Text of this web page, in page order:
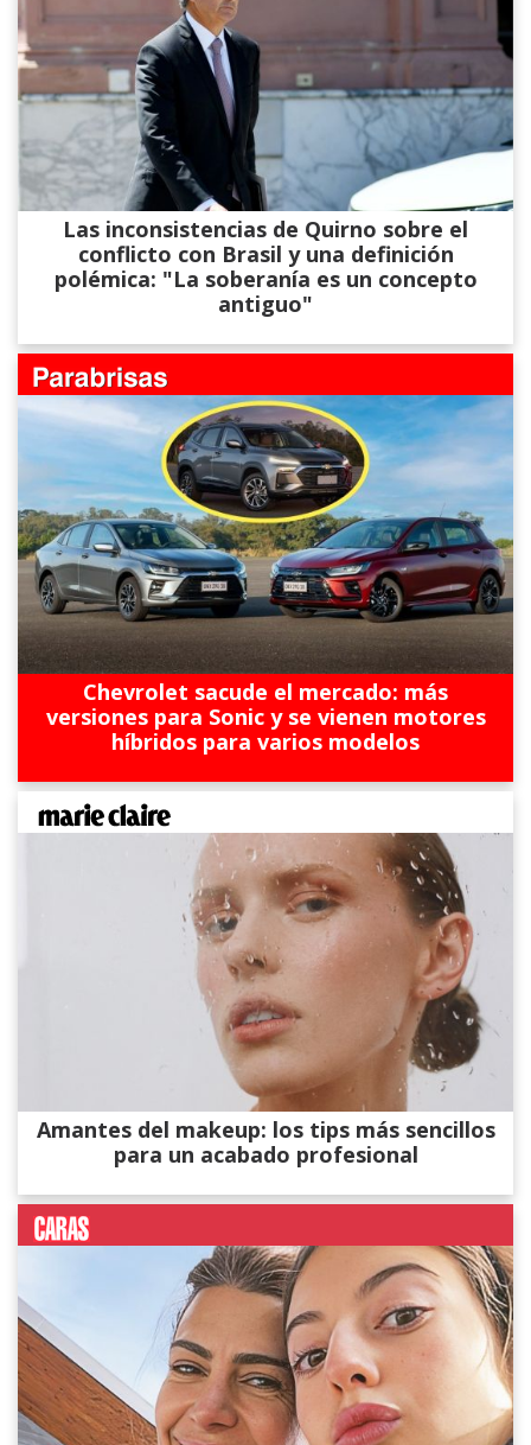
Las inconsistencias de Quirno sobre el
conflicto con Brasil y una definición
polémica: "La soberanía es un concepto
antiguo"
Chevrolet sacude el mercado: más
versiones para Sonic y se vienen motores
híbridos para varios modelos
Amantes del makeup: los tips más sencillos
para un acabado profesional